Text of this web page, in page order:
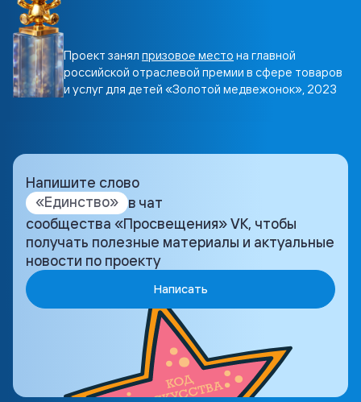
Проект занял призовое место на главной
российской отраслевой премии в сфере товаров
и услуг для детей «Золотой медвежонок», 2023
Напишите слово
«Единство» в чат
сообщества «Просвещения» VK, чтобы
получать полезные материалы и актуальные
новости по проекту
Написать